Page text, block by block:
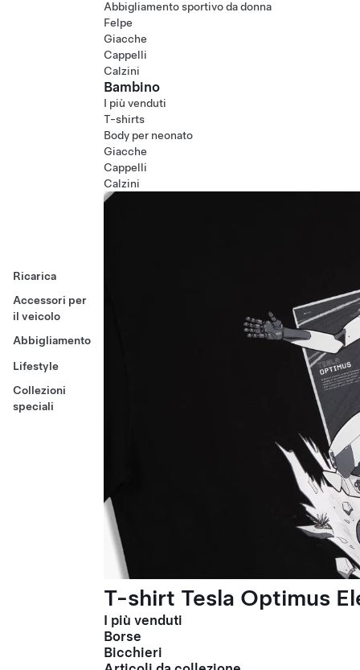
Ricarica
Accessori per
il veicolo
Abbigliamento
Lifestyle
Collezioni
speciali
Abbigliamento sportivo da donna
Felpe
Giacche
Cappelli
Calzini
Bambino
I più venduti
T-shirts
Body per neonato
Giacche
Cappelli
Calzini
T-shirt Tesla Optimus
I più venduti
Borse
Bicchieri